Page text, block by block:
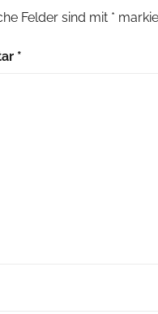
Felder sind mit *
*